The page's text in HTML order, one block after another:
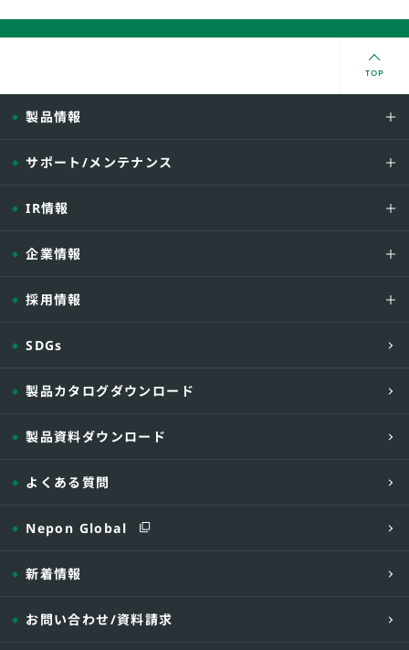
TOP
製品情報
サポート/メンテナンス
IR情報
企業情報
採用情報
SDGs
製品カタログダウンロード
製品資料ダウンロード
よくある質問
Nepon Global
新着情報
お問い合わせ/資料請求